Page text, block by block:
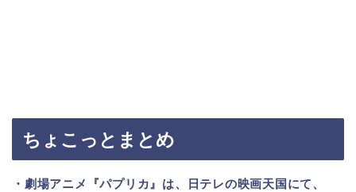
ちょこっとまとめ
・劇場アニメ『パプリカ』は、日テレの映画天国にて、